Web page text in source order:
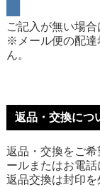
ご記入が無い場合
※メール便の配達
ん。
返品・交換につ
返品・交換をご
ールまたはお電話
返品交換は封印を